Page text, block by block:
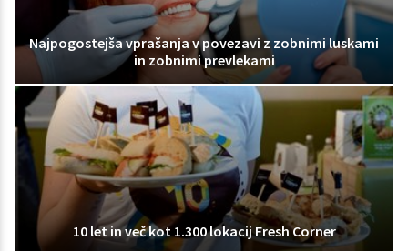
Najpogostejša vprašanja v povezavi z zobnimi luskami
in zobnimi prevlekami
10 let in več kot 1.300 lokacij Fresh Corner